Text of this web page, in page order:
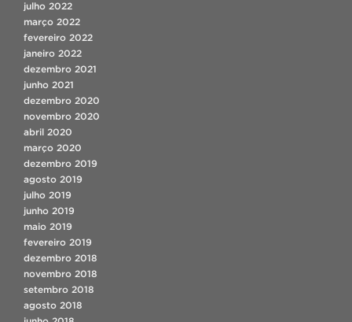
julho 2022
março 2022
fevereiro 2022
janeiro 2022
dezembro 2021
junho 2021
dezembro 2020
novembro 2020
abril 2020
março 2020
dezembro 2019
agosto 2019
julho 2019
junho 2019
maio 2019
fevereiro 2019
dezembro 2018
novembro 2018
setembro 2018
agosto 2018